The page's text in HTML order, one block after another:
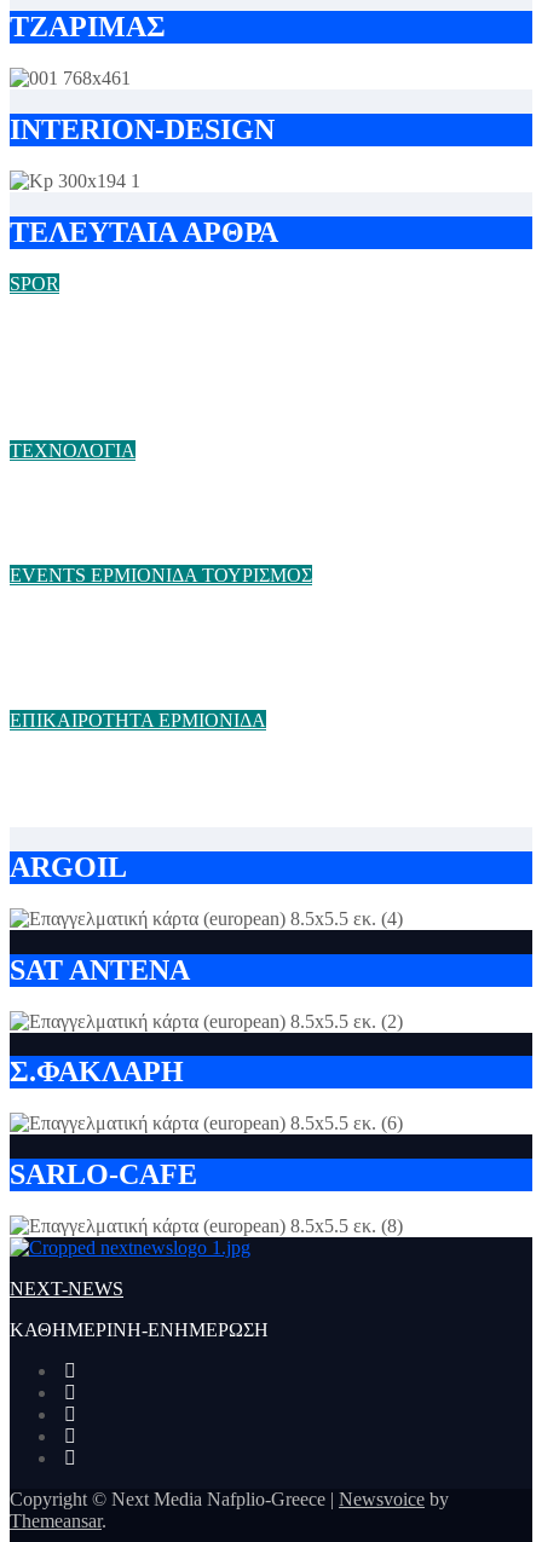
TZAΡΙΜΑΣ
INTERION-DESIGN
ΤΕΛΕΥΤΑΙΑ ΑΡΘΡΑ
SPOR
ΤΕΧΝΟΛΟΓΙΑ
EVENTS ΕΡΜΙΟΝΙΔΑ ΤΟΥΡΙΣΜΟΣ
ΕΠΙΚΑΙΡΟΤΗΤΑ ΕΡΜΙΟΝΙΔΑ
ARGOIL
SAT ANTENA
Σ.ΦΑΚΛΑΡΗ
SARLO-CAFE
NEXT-NEWS
ΚΑΘΗΜΕΡΙΝΗ-ΕΝΗΜΕΡΩΣΗ
Copyright © Next Media Nafplio-Greece | Newsvoice by
Themeansar.